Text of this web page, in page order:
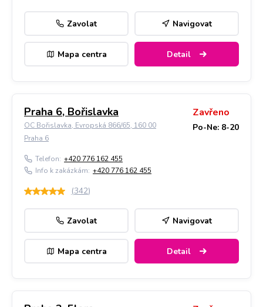
Zavolat Navigovat
Mapa centra Detail
Praha 6, Bořislavka
OC Bořislavka, Evropská 866/65, 160 00
Praha 6
Zavřeno
Po-Ne: 8-20
Telefon: +420 776 162 455
Info k zakázkám: +420 776 162 455
(342)
Zavolat Navigovat
Mapa centra Detail